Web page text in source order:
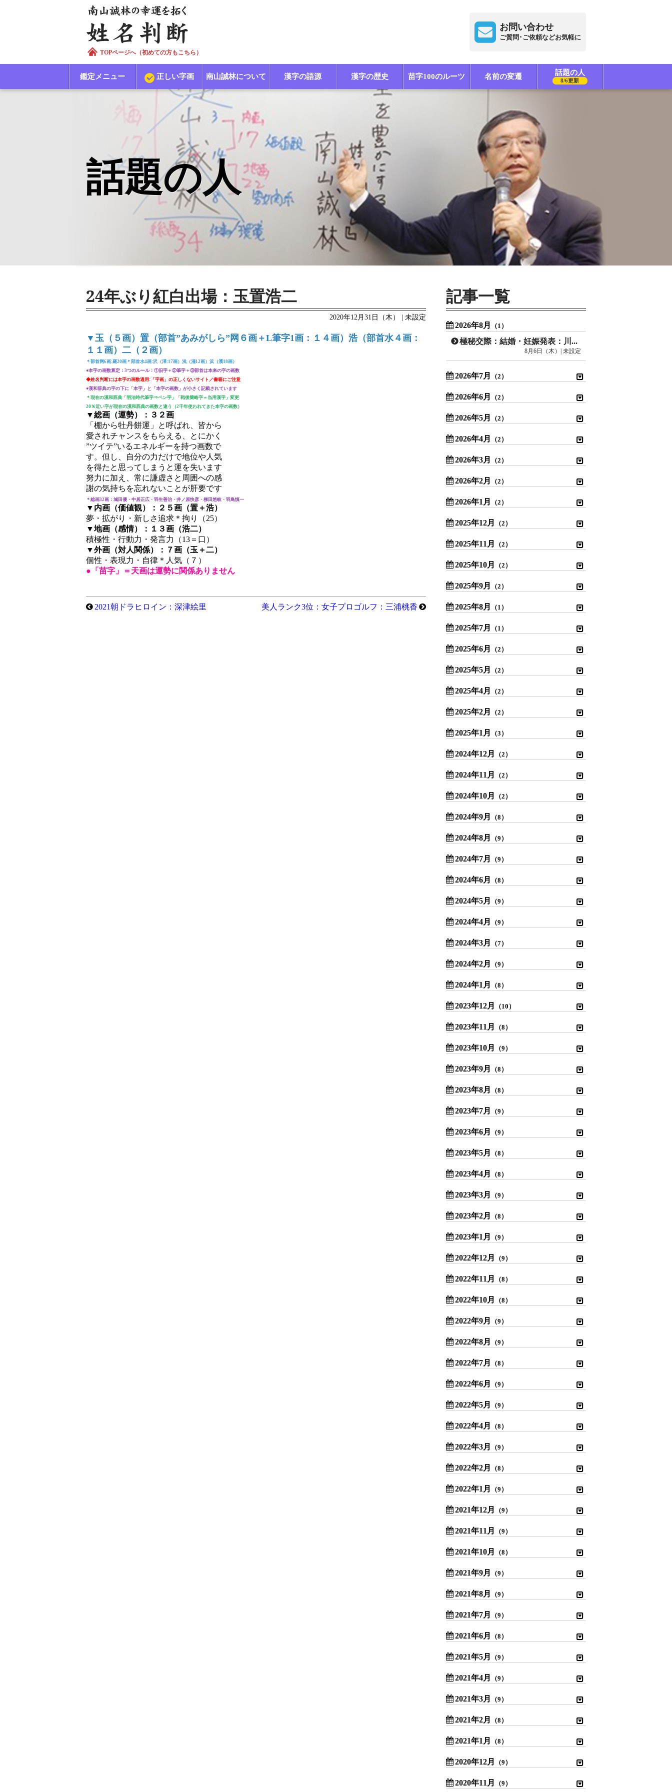
TOPページへ（初めての方もこちら）
お問い合わせ
ご質問･ご依頼などお気軽に
鑑定メニュー 正しい字画 南山誠林について 漢字の語源 漢字の歴史 苗字100のルーツ 名前の変遷 話題の人
8/6更新
話題の人
24年ぶり紅白出場：玉置浩二
2020年12月31日（木） | 未設定
▼玉（５画）置（部首”あみがしら”网６画＋L筆字1画：１４画）浩（部首水４画：
１１画）二（２画）
＊部首网6画:羅20画＊部首水4画:沢（澤:17画）浅（淺12画）浜（濱18画）
●本字の画数算定：3つのルール：①旧字＋②筆字＋③部首は本来の字の画数
◆姓名判断には本字の画数適用:「字画」の正しくないサイト／書籍にご注意
●漢和辞典の字の下に「本字」と「本字の画数」が小さく記載されています
＊現在の漢和辞典「明治時代筆字⇒ペン字」「戦後簡略字＝当用漢字」変更
20％近い字が現在の漢和辞典の画数と違う（2千年使われてきた本字の画数）
▼総画（運勢）：３２画
「棚から牡丹餅運」と呼ばれ、皆から
愛されチャンスをもらえる、とにかく
”ツイテ”いるエネルギーを持つ画数で
す。但し、自分の力だけで地位や人気
を得たと思ってしまうと運を失います
努力に加え、常に謙虚さと周囲への感
謝の気持ちを忘れないことが肝要です
＊総画32画：城田優・中居正広・羽生善治・井ノ原快彦・柳田悠岐・羽鳥慎一
▼内画（価値観）：２５画（置＋浩）
夢・拡がり・新しさ追求＊拘り（25）
▼地画（感情）：１３画（浩二）
積極性・行動力・発言力（13＝口）
▼外画（対人関係）：７画（玉＋二）
個性・表現力・自律＊人気（７）
●「苗字」＝天画は運勢に関係ありません
2021朝ドラヒロイン：深津絵里 美人ランク3位：女子プロゴルフ：三浦桃香
記事一覧
2026年8月 （1）
極秘交際：結婚・妊娠発表：川口春奈
8月6日（木）| 未設定
2026年7月 （2）
2026年6月 （2）
2026年5月 （2）
2026年4月 （2）
2026年3月 （2）
2026年2月 （2）
2026年1月 （2）
2025年12月 （2）
2025年11月 （2）
2025年10月 （2）
2025年9月 （2）
2025年8月 （1）
2025年7月 （1）
2025年6月 （2）
2025年5月 （2）
2025年4月 （2）
2025年2月 （2）
2025年1月 （3）
2024年12月 （2）
2024年11月 （2）
2024年10月 （2）
2024年9月 （8）
2024年8月 （9）
2024年7月 （9）
2024年6月 （8）
2024年5月 （9）
2024年4月 （9）
2024年3月 （7）
2024年2月 （9）
2024年1月 （8）
2023年12月 （10）
2023年11月 （8）
2023年10月 （9）
2023年9月 （8）
2023年8月 （8）
2023年7月 （9）
2023年6月 （9）
2023年5月 （8）
2023年4月 （8）
2023年3月 （9）
2023年2月 （8）
2023年1月 （9）
2022年12月 （9）
2022年11月 （8）
2022年10月 （8）
2022年9月 （9）
2022年8月 （9）
2022年7月 （8）
2022年6月 （9）
2022年5月 （9）
2022年4月 （8）
2022年3月 （9）
2022年2月 （8）
2022年1月 （9）
2021年12月 （9）
2021年11月 （9）
2021年10月 （8）
2021年9月 （9）
2021年8月 （9）
2021年7月 （9）
2021年6月 （8）
2021年5月 （9）
2021年4月 （9）
2021年3月 （9）
2021年2月 （8）
2021年1月 （8）
2020年12月 （9）
2020年11月 （9）